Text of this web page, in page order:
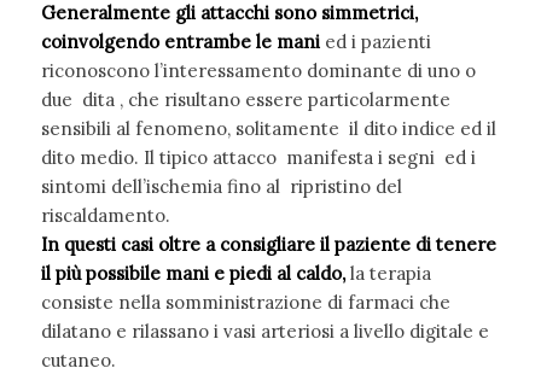
Generalmente gli attacchi sono simmetrici,
coinvolgendo entrambe le manied i pazienti
riconoscono l’interessamento dominante di uno o
due dita , che risultano essere particolarmente
sensibili al fenomeno, solitamente il dito indice ed il
dito medio. Il tipico attacco manifesta i segni ed i
sintomi dell’ischemia fino al ripristino del
riscaldamento.
In questi casi oltre a consigliare il paziente di tenere
il più possibile mani e piedi al caldo,la terapia
consiste nella somministrazione di farmaci che
dilatano e rilassano i vasi arteriosi a livello digitale e
cutaneo.